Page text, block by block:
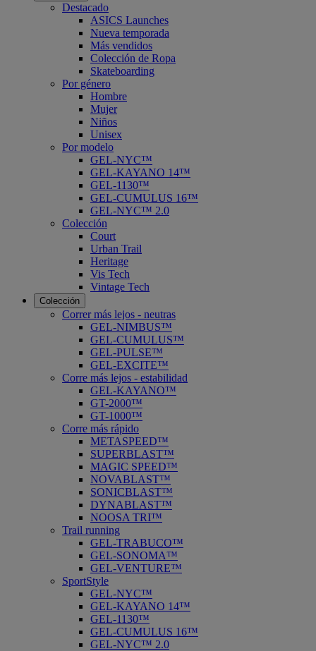
Destacado
ASICS Launches
Nueva temporada
Más vendidos
Colección de Ropa
Skateboarding
Por género
Hombre
Mujer
Niños
Unisex
Por modelo
GEL-NYC™
GEL-KAYANO 14™
GEL-1130™
GEL-CUMULUS 16™
GEL-NYC™ 2.0
Colección
Court
Urban Trail
Heritage
Vis Tech
Vintage Tech
Colección
Correr más lejos - neutras
GEL-NIMBUS™
GEL-CUMULUS™
GEL-PULSE™
GEL-EXCITE™
Corre más lejos - estabilidad
GEL-KAYANO™
GT-2000™
GT-1000™
Corre más rápido
METASPEED™
SUPERBLAST™
MAGIC SPEED™
NOVABLAST™
SONICBLAST™
DYNABLAST™
NOOSA TRI™
Trail running
GEL-TRABUCO™
GEL-SONOMA™
GEL-VENTURE™
SportStyle
GEL-NYC™
GEL-KAYANO 14™
GEL-1130™
GEL-CUMULUS 16™
GEL-NYC™ 2.0